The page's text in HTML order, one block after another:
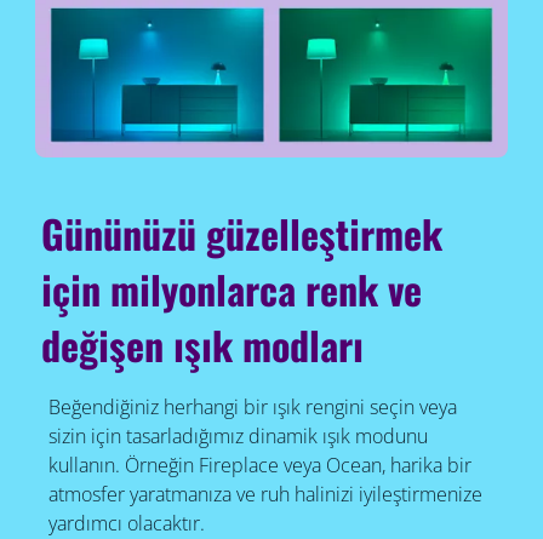
Gününüzü güzelleştirmek
için milyonlarca renk ve
değişen ışık modları
Beğendiğiniz herhangi bir ışık rengini seçin veya
sizin için tasarladığımız dinamik ışık modunu
kullanın. Örneğin Fireplace veya Ocean, harika bir
atmosfer yaratmanıza ve ruh halinizi iyileştirmenize
yardımcı olacaktır.